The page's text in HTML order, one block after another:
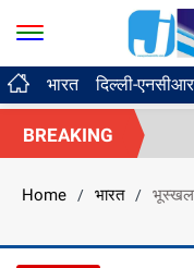
भारत दिल्ली-एनसीआर
BREAKING
Home / भारत /